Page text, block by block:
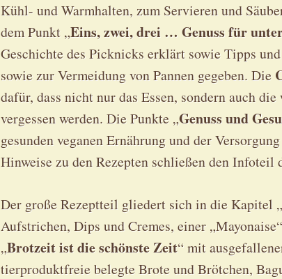
Kühl- und Warmhalten, zum Servieren und
dem Punkt „Eins, zwei, drei … Genuss für
Geschichte des Picknicks erklärt sowie Tipps
sowie zur Vermeidung von Pannen gegeben. Die
dafür, dass nicht nur das Essen, sondern auch
vergessen werden. Die Punkte „Genuss und
gesunden veganen Ernährung und der
Hinweise zu den Rezepten schließen den Infoteil
Der große Rezeptteil gliedert sich in die Kapitel „
Aufstrichen, Dips und Cremes, einer
„Brotzeit ist die schönste Zeit“ mit
tierproduktfreie belegte Brote und Brötchen,